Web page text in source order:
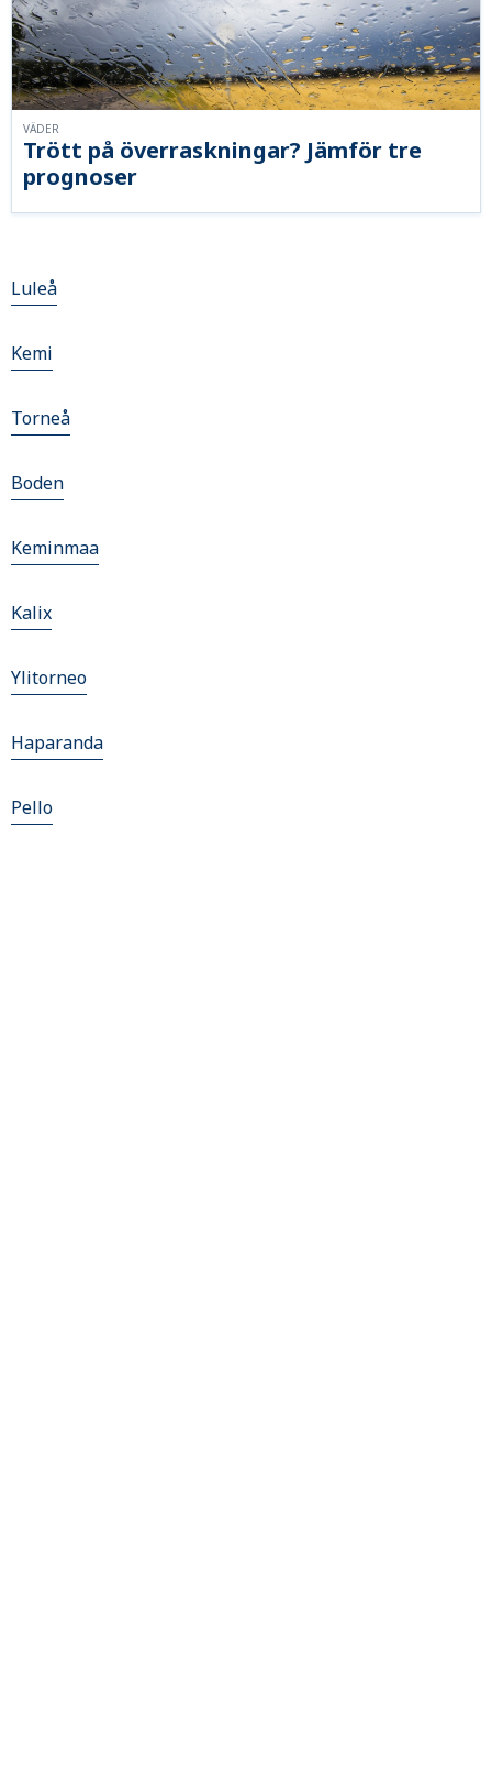
Trött på överraskningar? Jämför tre
prognoser
VÄDER
Luleå
Kemi
Torneå
Boden
Keminmaa
Kalix
Ylitorneo
Haparanda
Pello